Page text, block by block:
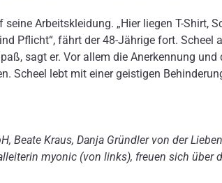
Arbeitskleidung. „Hier liegen T-Shirt,
Pflicht“, fährt der 48-Jährige fort. Scheel
sagt er. Vor allem die Anerkennung und
Scheel lebt mit einer geistigen
Beate Kraus, Danja Gründler von der
myonic (von links), freuen sich über